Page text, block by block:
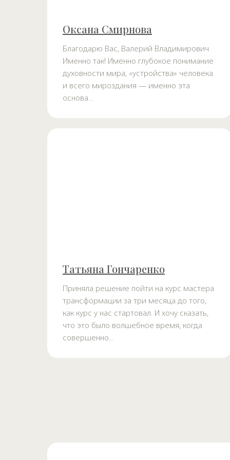
Оксана Смирнова
Благодарю Вас, Валерий Владимирович
Именно так! Именно глубокое понимание
духовности мира, «устройства» человека
и всего мироздания — именно эта
основа...
Татьяна Гончаренко
Приняла решение пойти на курс мастера
трансформации за три месяца до того,
как курс у нас стартовал. И хочу сказать,
что это было волшебное время, когда
совершенно...